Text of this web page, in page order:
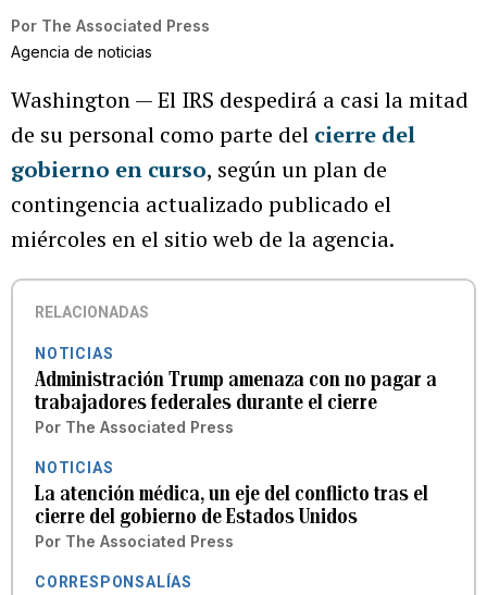
Por The Associated Press
Agencia de noticias
Washington — El IRS despedirá a casi la mitad
de su personal como parte del cierre del
gobierno en curso, según un plan de
contingencia actualizado publicado el
miércoles en el sitio web de la agencia.
RELACIONADAS
NOTICIAS
Administración Trump amenaza con no pagar a
trabajadores federales durante el cierre
Por The Associated Press
NOTICIAS
La atención médica, un eje del conflicto tras el
cierre del gobierno de Estados Unidos
Por The Associated Press
CORRESPONSALÍAS